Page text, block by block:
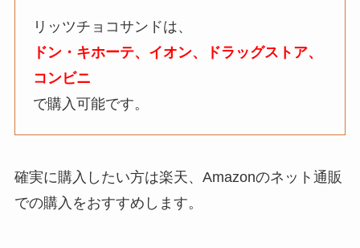
リッツチョコサンドは、
ドン・キホーテ、イオン、ドラッグストア、
コンビニ
で購入可能です。
確実に購入したい方は楽天、Amazonのネット通販
での購入をおすすめします。